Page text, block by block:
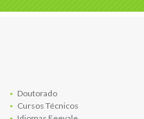
Doutorado
Cursos Técnicos